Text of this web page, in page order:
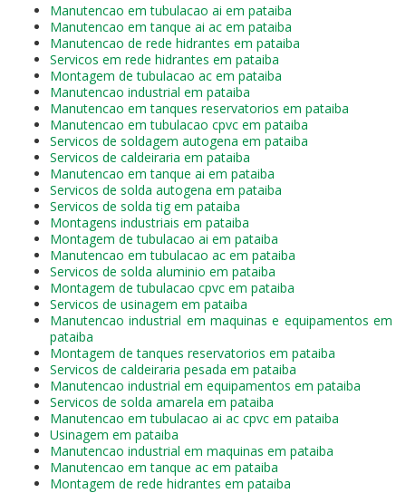
Manutencao em tubulacao ai em pataiba
Manutencao em tanque ai ac em pataiba
Manutencao de rede hidrantes em pataiba
Servicos em rede hidrantes em pataiba
Montagem de tubulacao ac em pataiba
Manutencao industrial em pataiba
Manutencao em tanques reservatorios em pataiba
Manutencao em tubulacao cpvc em pataiba
Servicos de soldagem autogena em pataiba
Servicos de caldeiraria em pataiba
Manutencao em tanque ai em pataiba
Servicos de solda autogena em pataiba
Servicos de solda tig em pataiba
Montagens industriais em pataiba
Montagem de tubulacao ai em pataiba
Manutencao em tubulacao ac em pataiba
Servicos de solda aluminio em pataiba
Montagem de tubulacao cpvc em pataiba
Servicos de usinagem em pataiba
Manutencao industrial em maquinas e equipamentos em
pataiba
Montagem de tanques reservatorios em pataiba
Servicos de caldeiraria pesada em pataiba
Manutencao industrial em equipamentos em pataiba
Servicos de solda amarela em pataiba
Manutencao em tubulacao ai ac cpvc em pataiba
Usinagem em pataiba
Manutencao industrial em maquinas em pataiba
Manutencao em tanque ac em pataiba
Montagem de rede hidrantes em pataiba